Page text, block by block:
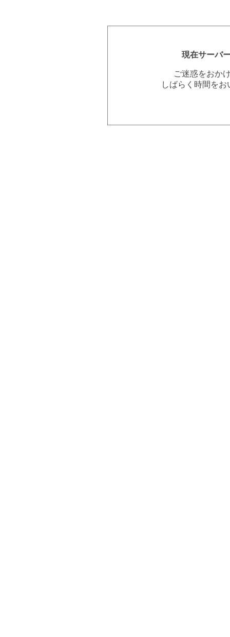
現在サーバ
ご迷惑をおか
しばらく時間を